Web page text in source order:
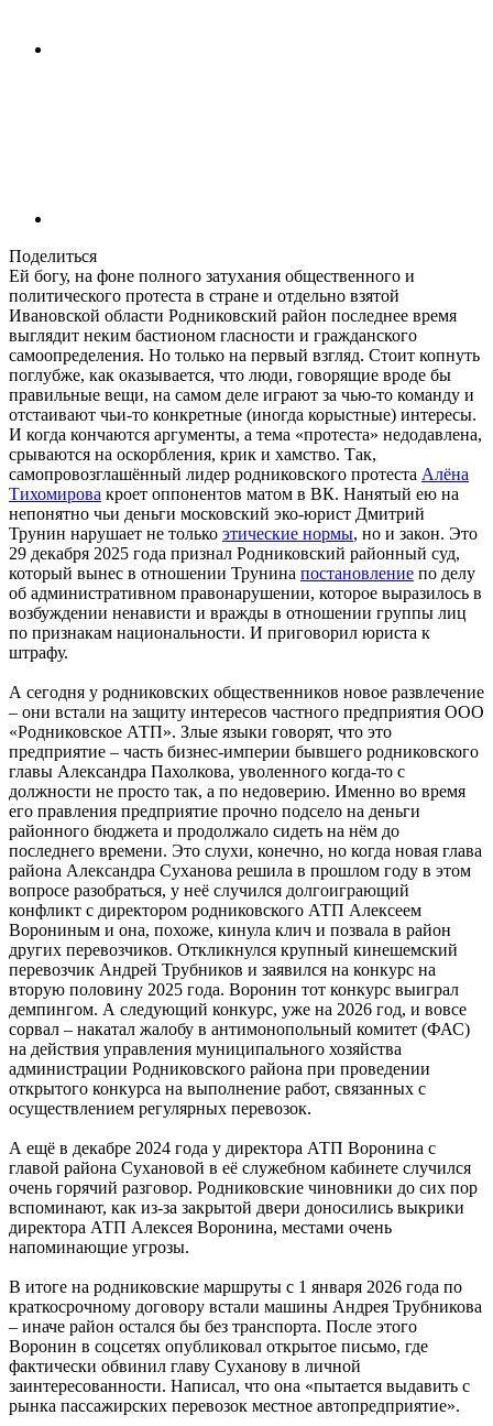
Поделиться
Ей богу, на фоне полного затухания общественного и
политического протеста в стране и отдельно взятой
Ивановской области Родниковский район последнее время
выглядит неким бастионом гласности и гражданского
самоопределения. Но только на первый взгляд. Стоит копнуть
поглубже, как оказывается, что люди, говорящие вроде бы
правильные вещи, на самом деле играют за чью-то команду и
отстаивают чьи-то конкретные (иногда корыстные) интересы.
И когда кончаются аргументы, а тема «протеста» недодавлена,
срываются на оскорбления, крик и хамство. Так,
самопровозглашённый лидер родниковского протеста Алёна
Тихомирова кроет оппонентов матом в ВК. Нанятый ею на
непонятно чьи деньги московский эко-юрист Дмитрий
Трунин нарушает не только этические нормы, но и закон. Это
29 декабря 2025 года признал Родниковский районный суд,
который вынес в отношении Трунина постановление по делу
об административном правонарушении, которое выразилось в
возбуждении ненависти и вражды в отношении группы лиц
по признакам национальности. И приговорил юриста к
штрафу.
А сегодня у родниковских общественников новое развлечение
– они встали на защиту интересов частного предприятия ООО
«Родниковское АТП». Злые языки говорят, что это
предприятие – часть бизнес-империи бывшего родниковского
главы Александра Пахолкова, уволенного когда-то с
должности не просто так, а по недоверию. Именно во время
его правления предприятие прочно подсело на деньги
районного бюджета и продолжало сидеть на нём до
последнего времени. Это слухи, конечно, но когда новая глава
района Александра Суханова решила в прошлом году в этом
вопросе разобраться, у неё случился долгоиграющий
конфликт с директором родниковского АТП Алексеем
Ворониным и она, похоже, кинула клич и позвала в район
других перевозчиков. Откликнулся крупный кинешемский
перевозчик Андрей Трубников и заявился на конкурс на
вторую половину 2025 года. Воронин тот конкурс выиграл
демпингом. А следующий конкурс, уже на 2026 год, и вовсе
сорвал – накатал жалобу в антимонопольный комитет (ФАС)
на действия управления муниципального хозяйства
администрации Родниковского района при проведении
открытого конкурса на выполнение работ, связанных с
осуществлением регулярных перевозок.
А ещё в декабре 2024 года у директора АТП Воронина с
главой района Сухановой в её служебном кабинете случился
очень горячий разговор. Родниковские чиновники до сих пор
вспоминают, как из-за закрытой двери доносились выкрики
директора АТП Алексея Воронина, местами очень
напоминающие угрозы.
В итоге на родниковские маршруты с 1 января 2026 года по
краткосрочному договору встали машины Андрея Трубникова
– иначе район остался бы без транспорта. После этого
Воронин в соцсетях опубликовал открытое письмо, где
фактически обвинил главу Суханову в личной
заинтересованности. Написал, что она «пытается выдавить с
рынка пассажирских перевозок местное автопредприятие».